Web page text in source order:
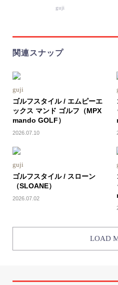
guji
関連スナップ
guji
ゴルフスタイル / エムピーエ
ックス マンド ゴルフ（MPX
mando GOLF）
2026.07.10
guji
ゴルフスタイル / スローン
（SLOANE）
2026.07.02
LOAD